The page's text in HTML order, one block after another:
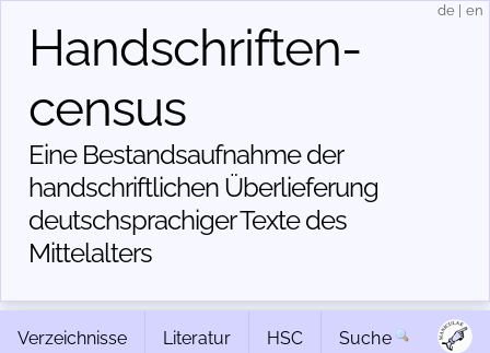
Handschriften­
census
Eine Bestandsaufnahme der
handschriftlichen Über­lieferung
deutschsprachiger Texte des
Mittelalters
de en
Verzeichnisse Literatur HSC Suche